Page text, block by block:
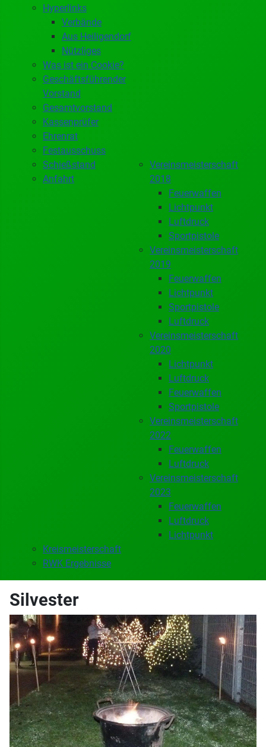
Hyperlinks
Verbände
Aus Heiligendorf
Nützliges
Was ist ein Cookie?
Geschäftsführender
Vorstand
Gesamtvorstand
Kassenprüfer
Ehrenrat
Festausschuss
Schießstand
Anfahrt
Vereinsmeisterschaft
2018
Feuerwaffen
Lichtpunkt
Luftdruck
Sportpistole
Vereinsmeisterschaft
2019
Feuerwaffen
Lichtpunkt
Sportpistole
Luftdruck
Vereinsmeisterschaft
2020
Lichtpunkt
Luftdruck
Feuerwaffen
Sportpistole
Vereinsmeisterschaft
2022
Feuerwaffen
Luftdruck
Vereinsmeisterschaft
2023
Feuerwaffen
Luftdruck
Lichtpunkt
Kreismeisterschaft
RWK Ergebnisse
Silvester